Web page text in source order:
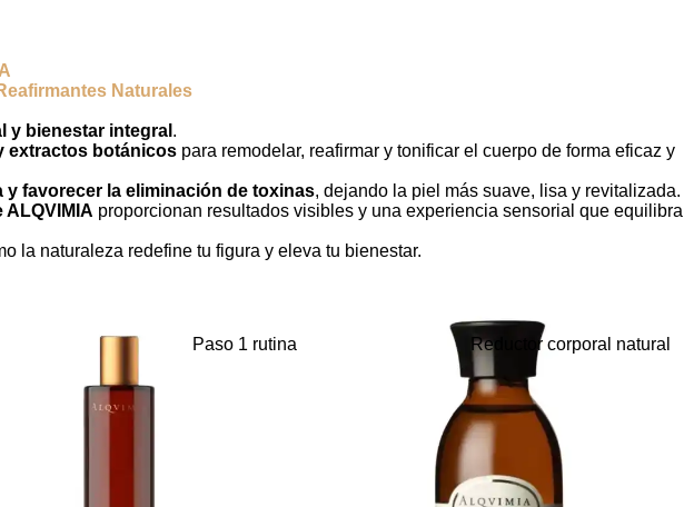
Naturales
y bienestar integral .
extractos botánicos para remodelar, reafirmar y tonificar el cuerpo de forma eficaz y
favorecer la eliminación de toxinas, dejando la piel más suave, lisa y revitalizada.
proporcionan resultados visibles y una experiencia sensorial que equilibra
la naturaleza redefine tu figura y eleva tu bienestar.
Paso 1 rutina Reductor corporal natural